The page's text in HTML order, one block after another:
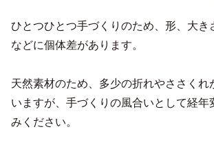
ひとつひとつ手づくりのため、形、大き
などに個体差があります。
天然素材のため、多少の折れやささくれ
いますが、手づくりの風合いとして経年
みください。